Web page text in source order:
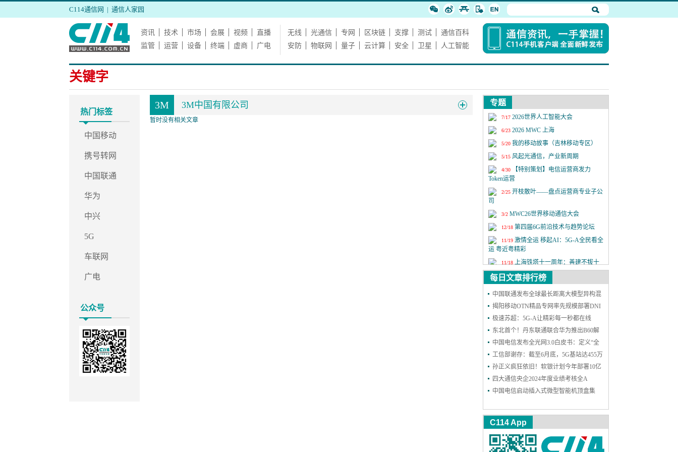
C114通信网 | 通信人家园
资讯 技术 市场 会展 视频
直播
监管
运营 设备 终端 虚商 广电
无线 光通信 专网 区块链 支撑 测试
通信百科
安防
物联网 量子 云计算 安全 卫星 人工智能
关键字
热门标签
中国移动
携号转网
中国联通
华为
中兴
5G
车联网
广电
公众号
3M 3M中国有限公司
暂时没有相关文章
专题
7/17 2026世界人工智能大会
6/23 2026 MWC 上海
5/20 我的移动故事（吉林移动专区）
5/15 风起光通信，产业新周期
4/30
【特别策划】电信运营商发力
Token运营
2/25 开枝散叶——盘点运营商专业子公
司
3/2 MWC26世界移动通信大会
12/18 第四届6G前沿技术与趋势论坛
11/19 激情全运 移起AI：5G-A全民看全
运 粤近粤精彩
11/18 上海铁塔十一周年：善建不拔十
一载，锐意进取向未来
9/24 2025年中国国际信息通信展览会
9/9 第二十六届中国国际光电博览会
每日文章排行榜
中国联通发布全球最长距离大模型异构混
训成果
揭阳移动OTN精品专网率先规模部署DNI
保护，实现高可靠能力再升级
极速苏超：5G-A让精彩每一秒都在线
东北首个！丹东联通联合华为推出B60解
决方案，一站式护航企业网络和安防
中国电信发布全光网3.0白皮书：定义“全
光智联”，2030年能力基本达成
工信部谢存：截至6月底，5G基站达455万
个 5G用户达11.18亿户
孙正义疯狂依旧！软银计划今年部署10亿
个AI智能体
四大通信央企2024年度业绩考核全A
中国电信启动插入式微型智能机顶盒集
C114 App